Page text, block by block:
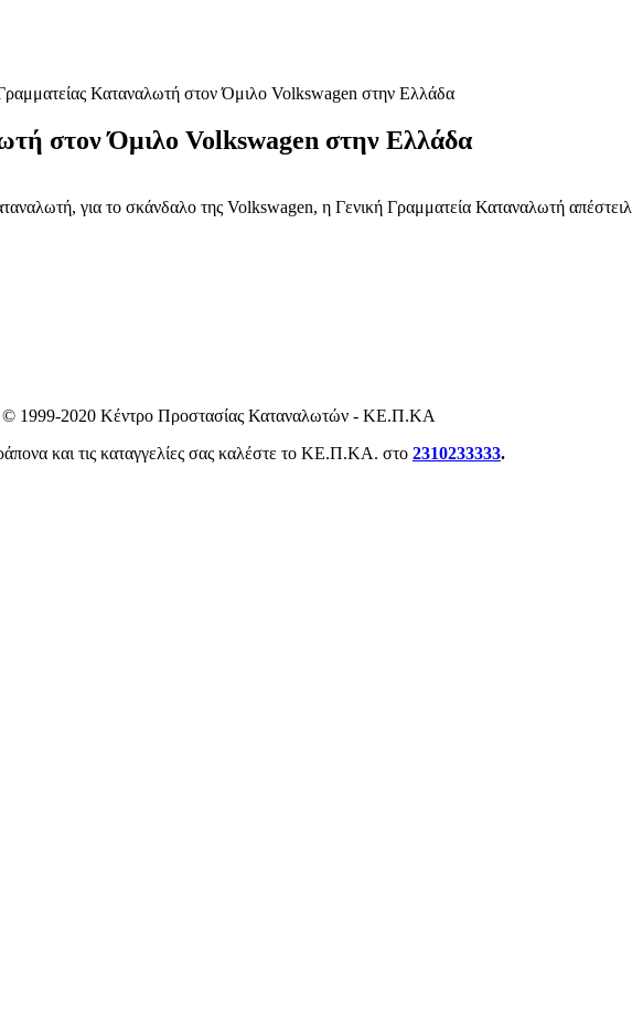
Καταναλωτή στον Όμιλο Volkswagen στην Ελλάδα
στον Όμιλο Volkswagen στην Ελλάδα
για το σκάνδαλο της Volkswagen, η Γενική Γραμματεία Καταναλωτή
© 1999-2020 Κέντρο Προστασίας Καταναλωτών - ΚΕ.Π.ΚΑ
και τις καταγγελίες σας καλέστε το ΚΕ.Π.ΚΑ. στο 2310233333.